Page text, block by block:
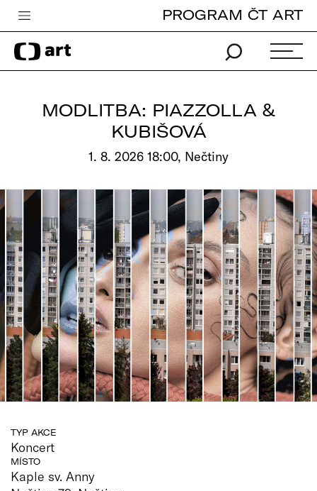
Česká televize
Zpravodajství
Vše o ČT
PROGRAM ČT ART
MODLITBA: PIAZZOLLA &
KUBIŠOVÁ
1. 8. 2026 18:00, Nečtiny
TYP AKCE
Koncert
MÍSTO
Kaple sv. Anny